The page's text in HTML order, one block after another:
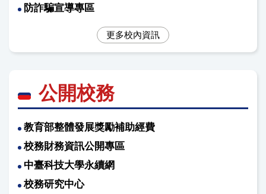
防詐騙宣導專區
更多校內資訊
公開校務
教育部整體發展獎勵補助經費
校務財務資訊公開專區
中臺科技大學永續網
校務研究中心